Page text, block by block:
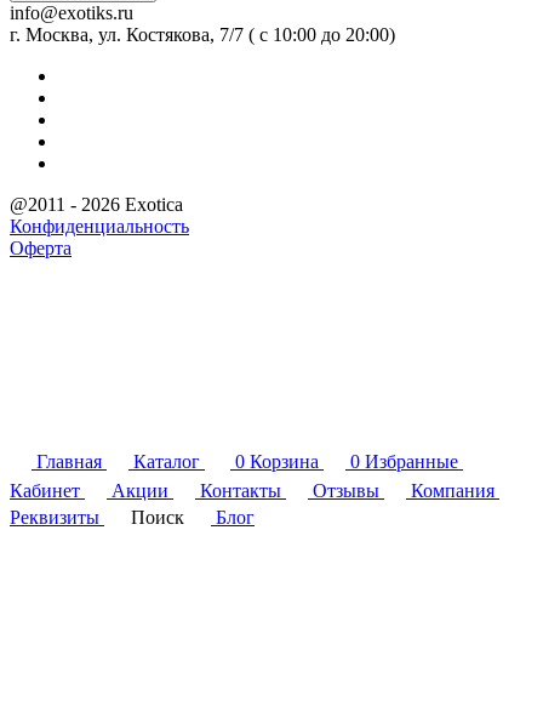
info@exotiks.ru
г. Москва, ул. Костякова, 7/7 ( с 10:00 до 20:00)
@2011 - 2026 Exotica
Конфиденциальность
Оферта
Главная Каталог 0 Корзина 0 Избранные
Кабинет
Акции Контакты Отзывы
Компания
Реквизиты
Поиск Блог